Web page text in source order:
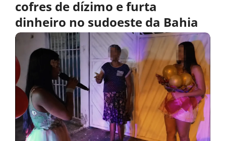
cofres de dízimo e furta
dinheiro no sudoeste da Bahia